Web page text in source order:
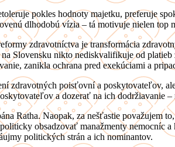
pokles hodnoty majetku, preferuje
dlhodobú vízia – tá motivuje nielen top
zdravotníctva je transformácia
Slovensku nikto nediskvalifikuje od
zanikla ochrana pred exekúciami a
zdravotných poisťovní a poskytovateľov,
a dozerať na ich dodržiavanie
Ratha. Naopak, za nešťastie považujem
obsadzovať manažmenty nemocníc
politických strán a ich nominantov.